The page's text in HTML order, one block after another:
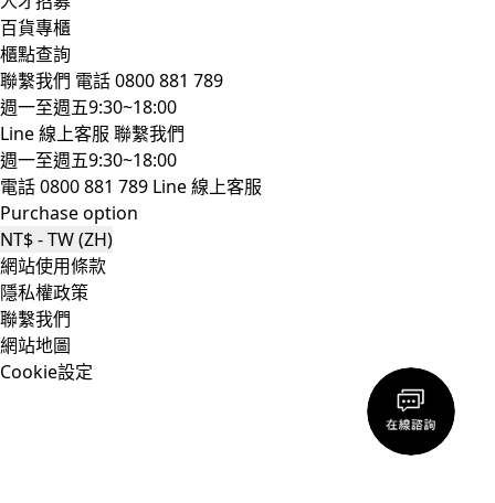
百貨專櫃
櫃點查詢
聯繫我們 電話 0800 881 789
週一至週五9:30~18:00
Line 線上客服 聯繫我們
週一至週五9:30~18:00
電話 0800 881 789 Line 線上客服
Purchase option
NT$ - TW (ZH)
網站使用條款
隱私權政策
聯繫我們
網站地圖
Cookie設定